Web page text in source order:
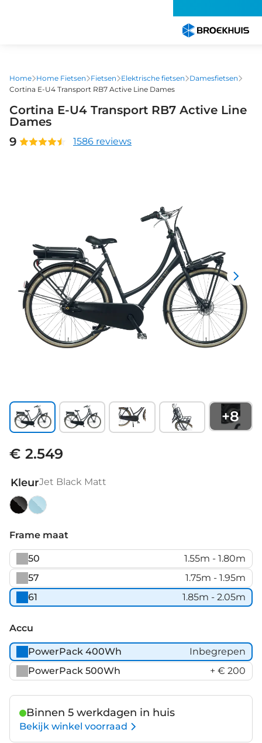
gaan
Home Home Fietsen Fietsen Elektrische fietsen
Damesfietsen
Cortina E-U4 Transport RB7 Active Line Dames
Cortina E-U4 Transport RB7 Active Line
Dames
9
1586 reviews
+8
€ 2.549
KleurJet Black Matt
Black
Matt
Grey
Matt
Frame maat
50
1.55m - 1.80m
57
1.75m - 1.95m
61
1.85m - 2.05m
Accu
PowerPack 400Wh
Inbegrepen
PowerPack 500Wh
+ € 200
Binnen 5 werkdagen in huis
Bekijk winkel voorraad